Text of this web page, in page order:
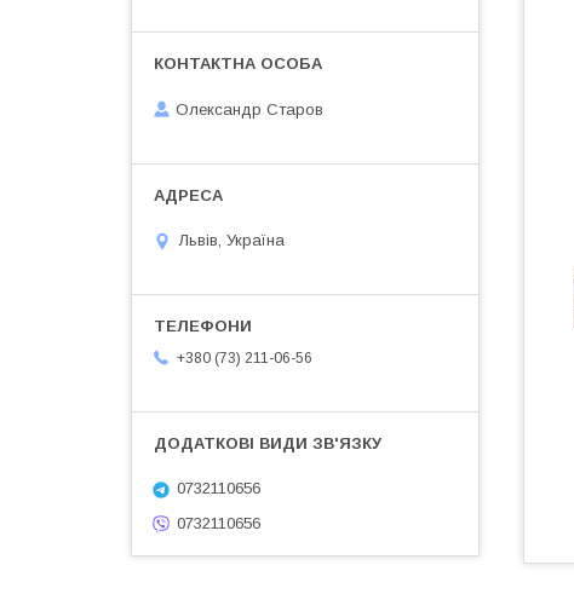
Олександр Старов
Львів, Україна
+380 (73) 211-06-56
0732110656
0732110656